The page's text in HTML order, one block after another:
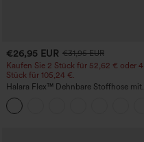
€26,95 EUR €31,95 EUR
Kaufen Sie 2 Stück für 52,62 € oder 4
Stück für 105,24 €.
Halara Flex™ Dehnbare Stoffhose mit
hohem Bund, Waffelmuster,
Seitentaschen und weitem Bein